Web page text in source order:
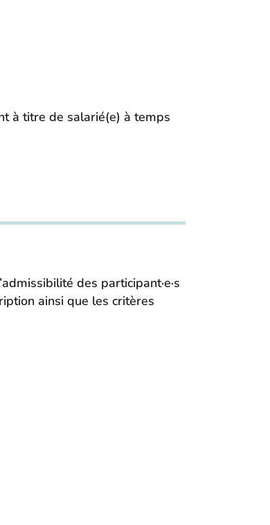
à titre de salarié(e) à temps
des participant·e·s
ainsi que les critères